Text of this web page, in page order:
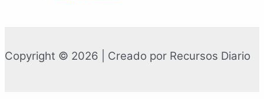
Copyright © 2026 | Creado por Recursos Diario